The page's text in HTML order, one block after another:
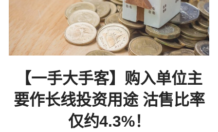
【一手大手客】购入单位主
要作长线投资用途 沽售比率
仅约4.3%！